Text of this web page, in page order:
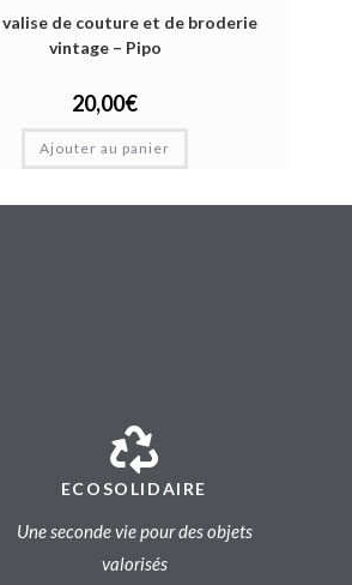
de couture et de broderie
vintage – Pipo
20,00€
Ajouter au panier
ECOSOLIDAIRE
Une seconde vie pour des objets
valorisés